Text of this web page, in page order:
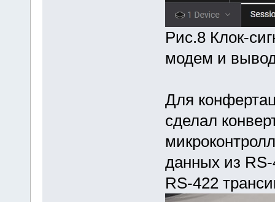
Рис.8 Клок-
модем и
Для
сделал
данных из
RS-422